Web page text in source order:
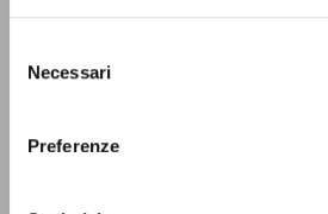
delNecessari
Preferenze